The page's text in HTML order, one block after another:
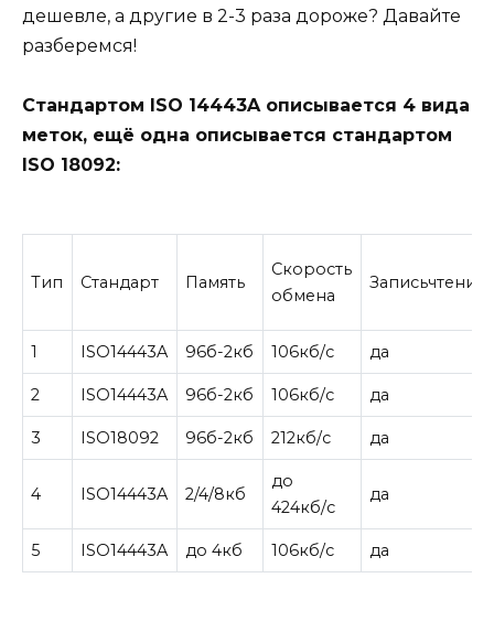
дешевле, а другие в 2-3 раза дороже? Давайте
разберемся!
Стандартом ISO 14443A описывается 4 вида
меток, ещё одна описывается стандартом
ISO 18092:
Тип Стандарт Память
Скорость
обмена
Записьчтение
1 ISO14443A 96б-2кб 106кб/с да
2 ISO14443A 96б-2кб 106кб/с да
3 ISO18092 96б-2кб 212кб/с да
4 ISO14443A 2/4/8кб
до
424кб/с
да
5 ISO14443A до 4кб 106кб/с да